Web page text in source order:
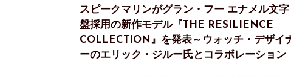
スピークマリンがグラン・フー エナメル文字
盤採用の新作モデル『THE RESILIENCE
COLLECTION』を発表～ウォッチ・デザイ
ーのエリック・ジルー氏とコラボレーション